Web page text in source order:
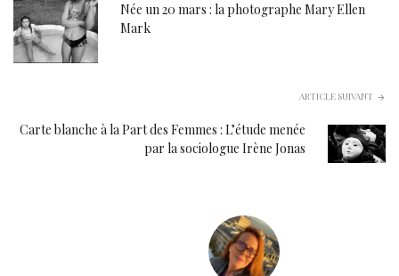
Née un 20 mars : la photographe Mary Ellen
Mark
ARTICLE SUIVANT
Carte blanche à la Part des Femmes : L’étude menée
par la sociologue Irène Jonas